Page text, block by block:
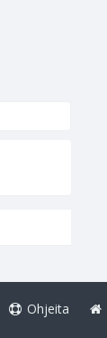
Ohjeita